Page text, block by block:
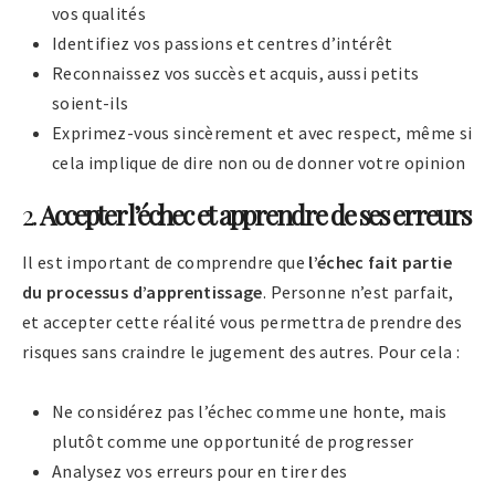
vos qualités
Identifiez vos passions et centres d’intérêt
Reconnaissez vos succès et acquis, aussi petits
soient-ils
Exprimez-vous sincèrement et avec respect, même si
cela implique de dire non ou de donner votre opinion
2.Accepter l’échec et apprendre de ses erreurs
Il est important de comprendre que l’échec fait partie
du processus d’apprentissage. Personne n’est parfait,
et accepter cette réalité vous permettra de prendre des
risques sans craindre le jugement des autres. Pour cela :
Ne considérez pas l’échec comme une honte, mais
plutôt comme une opportunité de progresser
Analysez vos erreurs pour en tirer des